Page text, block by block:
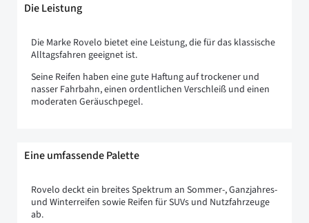
Die Leistung
Die Marke Rovelo bietet eine Leistung, die für das klassische
Alltagsfahren geeignet ist.
Seine Reifen haben eine gute Haftung auf trockener und
nasser Fahrbahn, einen ordentlichen Verschleiß und einen
moderaten Geräuschpegel.
Eine umfassende Palette
Rovelo deckt ein breites Spektrum an Sommer-, Ganzjahres-
und Winterreifen sowie Reifen für SUVs und Nutzfahrzeuge
ab.